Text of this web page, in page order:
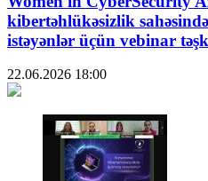
kibertəhlükəsizlik
istəyənlər üçün vebinar
22.06.2026 18:00